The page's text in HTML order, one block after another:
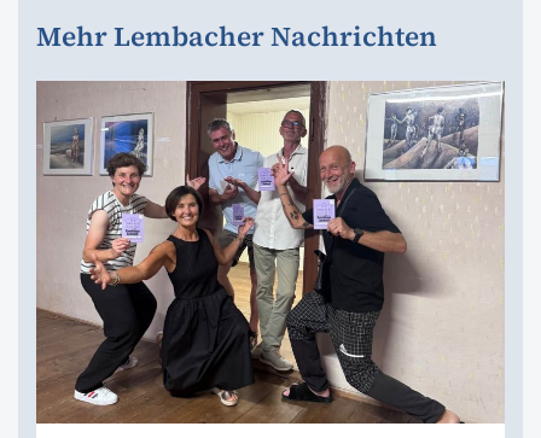
Mehr Lembacher Nachrichten